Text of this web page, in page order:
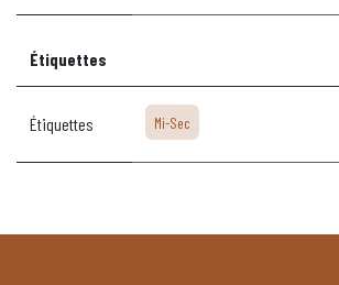
Étiquettes
Étiquettes Mi-Sec